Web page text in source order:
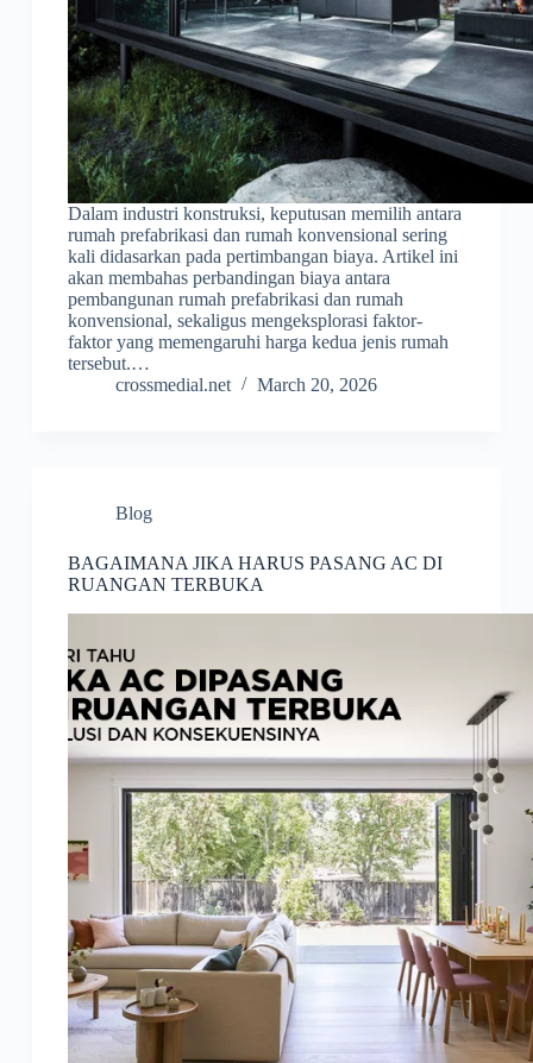
Dalam industri konstruksi, keputusan memilih antara
rumah prefabrikasi dan rumah konvensional sering
kali didasarkan pada pertimbangan biaya. Artikel ini
akan membahas perbandingan biaya antara
pembangunan rumah prefabrikasi dan rumah
konvensional, sekaligus mengeksplorasi faktor-
faktor yang memengaruhi harga kedua jenis rumah
tersebut.…
crossmedial.net
March 20, 2026
Blog
BAGAIMANA JIKA HARUS PASANG AC DI
RUANGAN TERBUKA